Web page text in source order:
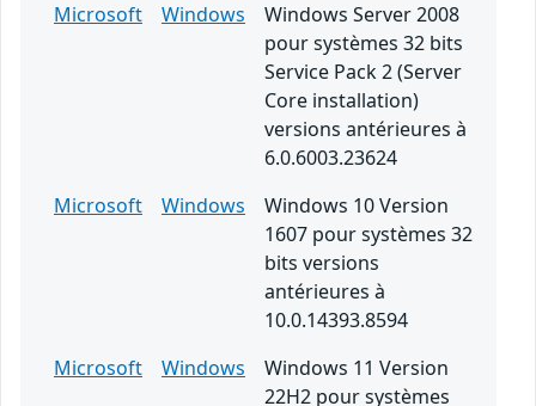
Microsoft
Windows
Windows Server 2008
pour systèmes 32 bits
Service Pack 2 (Server
Core installation)
versions antérieures à
6.0.6003.23624
Microsoft
Windows
Windows 10 Version
1607 pour systèmes 32
bits versions
antérieures à
10.0.14393.8594
Microsoft
Windows
Windows 11 Version
22H2 pour systèmes